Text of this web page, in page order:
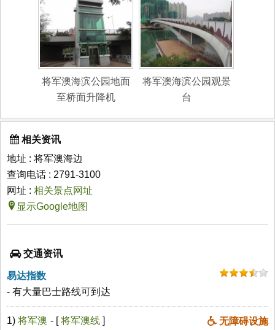
将军澳海滨公园地面
至桥面升降机
将军澳海滨公园观景
台
相关资讯
地址 : 将军澳海边
查询电话 : 2791-3100
网址 : 相关景点网址
显示Google地图
交通资讯
易达指数
- 有大量巴士路线可到达
1) 将军澳 无障碍设施
- [将军澳线 ]